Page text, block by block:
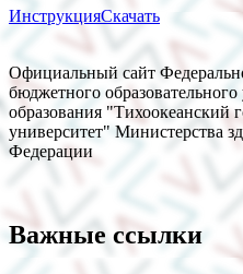
ИнструкцияСкачать
Официальный сайт
бюджетного
образования "Тихоокеанский
университет" Министерства
Федерации
Важные ссылки